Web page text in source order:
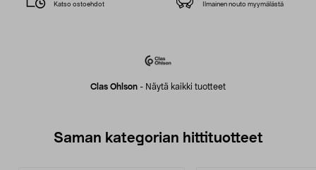
Clas Ohlson - Näytä kaikki tuotteet
Katso ostoehdot Ilmainen nouto myymälästä
Saman kategorian hittituotteet